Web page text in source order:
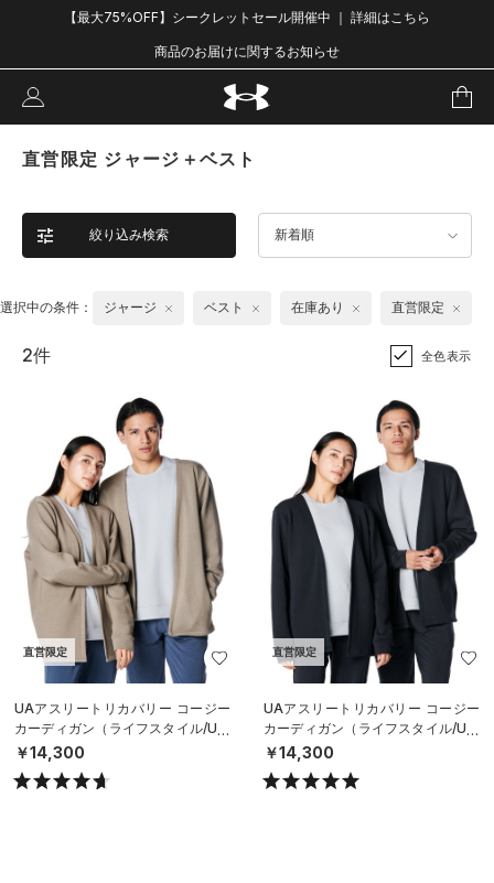
【最大75%OFF】シークレットセール開催中 ｜ 詳細はこちら
商品のお届けに関するお知らせ
直営限定 ジャージ＋ベスト
絞り込み検索 新着順
選択中の条件： ジャージ ベスト 在庫あり 直営限定
2件 全色表示
直営限定
UAアスリートリカバリー コージー
カーディガン（ライフスタイル/UNI
SEX）
￥14,300
直営限定
UAアスリートリカバリー コージー
カーディガン（ライフスタイル/UNI
SEX）
￥14,300